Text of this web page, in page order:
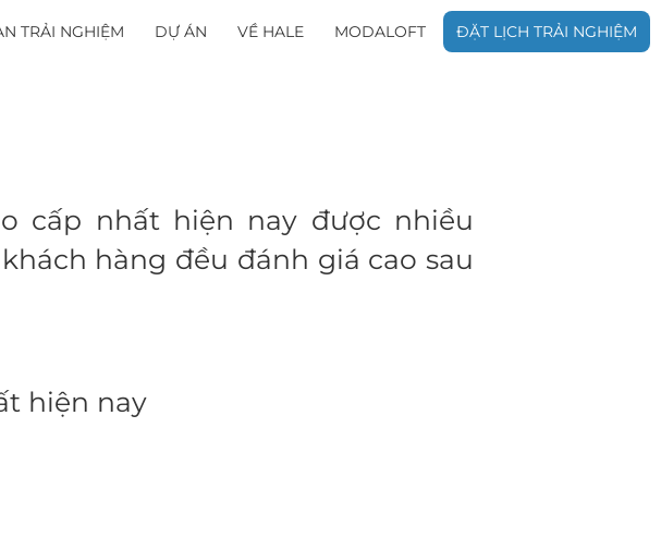
TRẢI NGHIỆM DỰ ÁN VỀ HALE MODALOFT ĐẶT LỊCH TRẢI NGHIỆM
cấp nhất hiện nay được nhiều
hàng đều đánh giá cao sau
hiện nay